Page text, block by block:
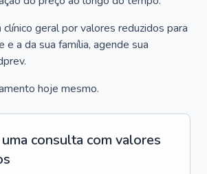
clínico geral por valores reduzidos para
e a da sua família, agende sua
hoje mesmo.
consulta com valores